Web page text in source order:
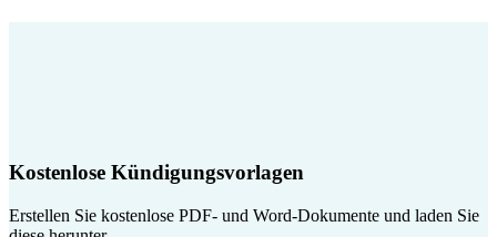
Kostenlose Kündigungsvorlagen
Erstellen Sie kostenlose PDF- und Word-Dokumente und laden Sie